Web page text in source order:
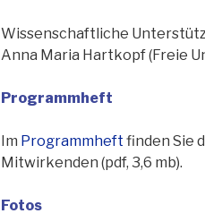
Wissenschaftliche
Anna Maria Hartkopf (Freie
Programmheft
Im Programmheft finden Sie
Mitwirkenden (pdf, 3,6 mb).
Fotos